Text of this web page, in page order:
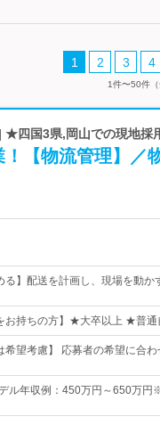
1 2 3 4
1件〜50件（
★四国3県,岡山での現地採
【物流管理】／
る】配送を計画し、現場を動
お持ちの方】★大卒以上 ★普
希望考慮】 応募者の希望に合
ル年収例：450万円～650万円